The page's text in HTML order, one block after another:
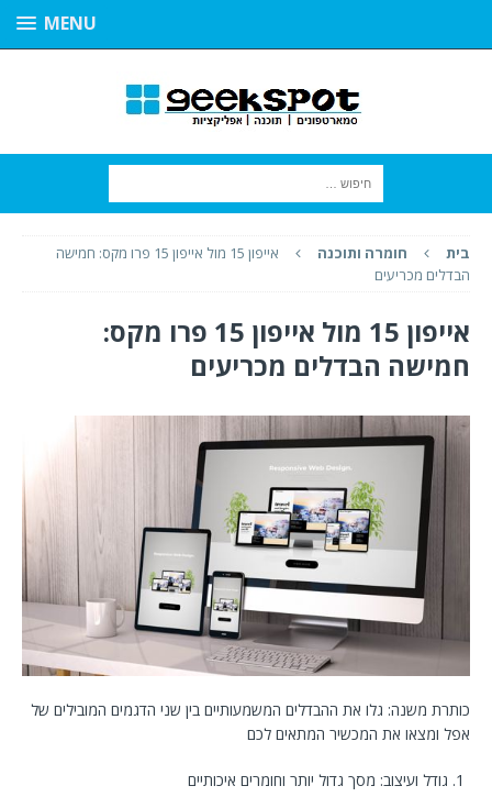
MENU
בית חומרה ותוכנה
אייפון 15 מול אייפון 15 פרו מקס: חמישה
הבדלים מכריעים
אייפון 15 מול אייפון 15 פרו מקס:
חמישה הבדלים מכריעים
כותרת משנה: גלו את ההבדלים המשמעותיים בין שני הדגמים המובילים של
אפל ומצאו את המכשיר המתאים לכם
גודל ועיצוב: מסך גדול יותר וחומרים איכותיים